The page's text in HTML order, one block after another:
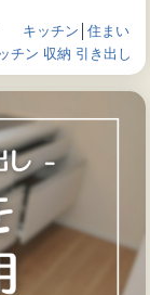
キッチン │ 住まい
チン 収納 引き出し